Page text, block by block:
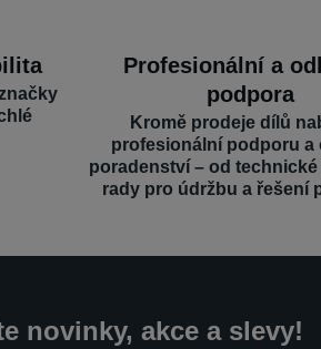
Profesionální a
podpora
Kromě prodeje dílů
profesionální podporu a
poradenství – od
rady pro údržbu a řešení
novinky, akce a slevy!